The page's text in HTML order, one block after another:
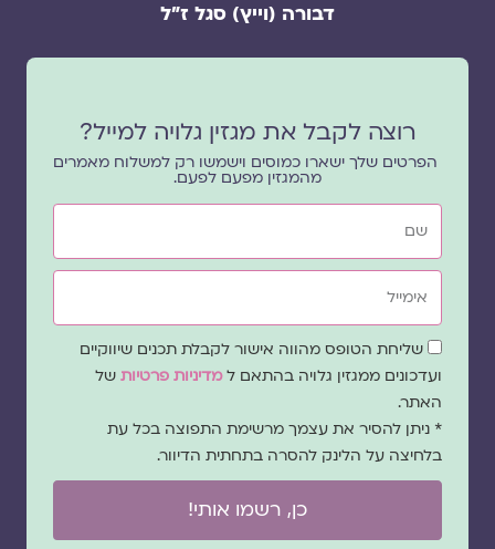
דבורה (וייץ) סגל ז"ל
רוצה לקבל את מגזין גלויה למייל?
הפרטים שלך ישארו כמוסים וישמשו רק למשלוח מאמרים
מהמגזין מפעם לפעם.
שם
אימייל
שדה
הסכמה
שליחת הטופס מהווה אישור לקבלת תכנים שיווקיים
ועדכונים ממגזין גלויה בהתאם ל מדיניות פרטיותשל
האתר.
* ניתן להסיר את עצמך מרשימת התפוצה בכל עת
בלחיצה על הלינק להסרה בתחתית הדיוור.
כן, רשמו אותי!